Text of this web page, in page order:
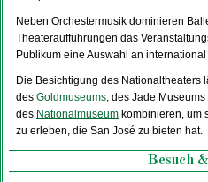
Neben Orchestermusik dominieren
Theateraufführungen das
Publikum eine Auswahl an
Die Besichtigung des Nationaltheaters
des Goldmuseums, des Jade Museums
des Nationalmuseum kombinieren, um
zu erleben, die San José zu bieten hat.
Besuch